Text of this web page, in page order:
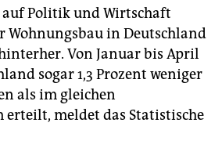
Politik und Wirtschaft
Wohnungsbau in Deutschland
Von Januar bis April
sogar 1,3 Prozent weniger
als im gleichen
erteilt, meldet das Statistische